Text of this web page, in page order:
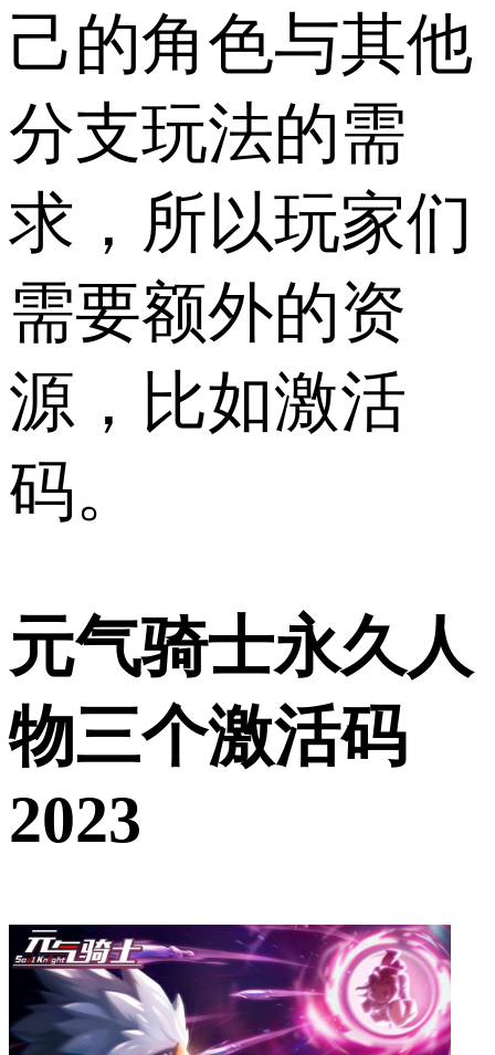
己的角色与其他
分支玩法的需
求，所以玩家们
需要额外的资
源，比如激活
码。
元气骑士永久人
物三个激活码
2023